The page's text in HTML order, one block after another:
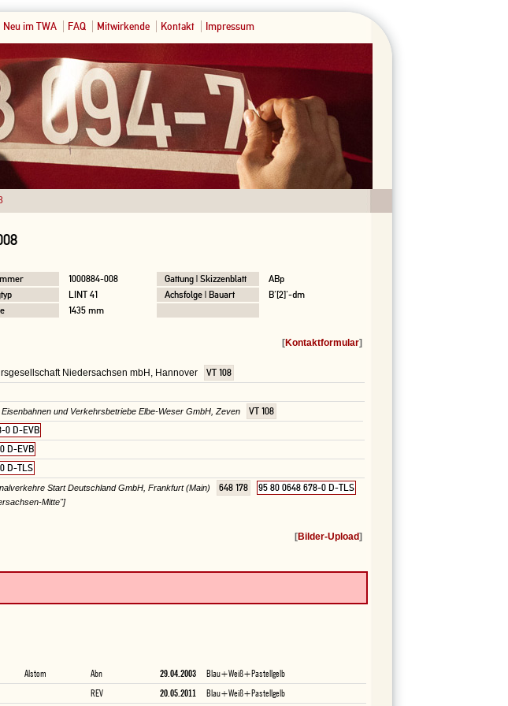
Neu im TWA FAQ Mitwirkende Kontakt Impressum
1000884-008 Gattung | Skizzenblatt
ABp
LINT 41 Achsfolge | Bauart
B'[2]'-dm
1435 mm
[Kontaktformular]
Niedersachsen mbH, Hannover
VT 108
Eisenbahnen und Verkehrsbetriebe Elbe-Weser GmbH, Zeven
VT 108
0 D-EVB
D-EVB
D-TLS
Start Deutschland GmbH, Frankfurt (Main) 648 178 95 80 0648 678-0 D-TLS
Mitte"]
[Bilder-Upload]
Alstom Abn 29.04.2003
Blau+Weiß+Pastellgelb
REV
20.05.2011
Blau+Weiß+Pastellgelb